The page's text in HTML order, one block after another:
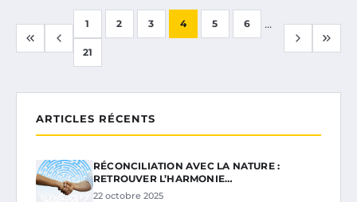
1 2 3 4 5 6 ...
21
ARTICLES RÉCENTS
RÉCONCILIATION AVEC LA NATURE :
RETROUVER L’HARMONIE…
22 octobre 2025